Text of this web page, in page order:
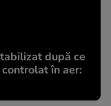
după ce
în aer: